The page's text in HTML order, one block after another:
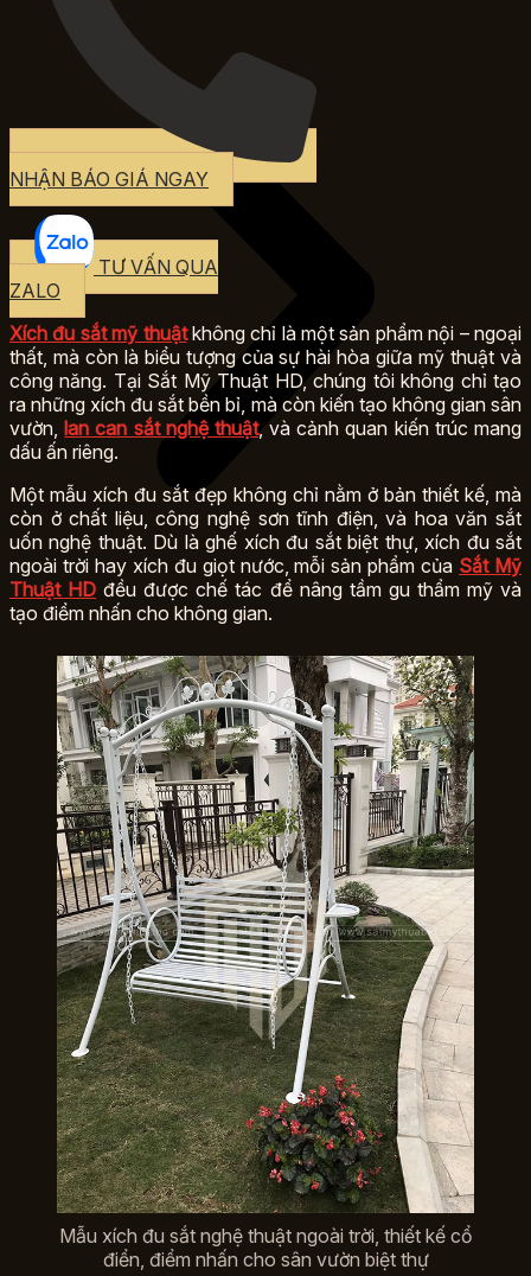
NHẬN BÁO GIÁ NGAY
TƯ VẤN QUA
ZALO
Xích đu sắt mỹ thuậtkhông chỉ là một sản phẩm nội – ngoại
thất, mà còn là biểu tượng của sự hài hòa giữa mỹ thuật và
công năng. Tại Sắt Mỹ Thuật HD, chúng tôi không chỉ tạo
ra những xích đu sắt bền bỉ, mà còn kiến tạo không gian sân
vườn, lan can sắt nghệ thuật, và cảnh quan kiến trúc mang
dấu ấn riêng.
Một mẫu xích đu sắt đẹp không chỉ nằm ở bản thiết kế, mà
còn ở chất liệu, công nghệ sơn tĩnh điện, và hoa văn sắt
uốn nghệ thuật. Dù là ghế xích đu sắt biệt thự, xích đu sắt
ngoài trời hay xích đu giọt nước, mỗi sản phẩm của Sắt Mỹ
Thuật HD đều được chế tác để nâng tầm gu thẩm mỹ và
tạo điểm nhấn cho không gian.
Mẫu xích đu sắt nghệ thuật ngoài trời, thiết kế cổ
điển, điểm nhấn cho sân vườn biệt thự